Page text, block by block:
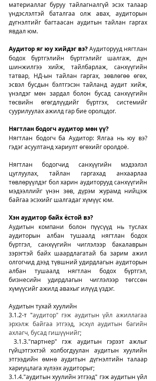
материаллаг буруу тайлагналгүй эсэх талаар
үндэслэлтэй баталгаа олж авах, аудиторын
дүгнэлтийг багтаасан аудитын тайлан гаргах
явдал юм.
Аудитор яг юу хийдэг вэ? Аудиторууд нягтлан
бодох бүртгэлийн бүртгэлийг шалгаж, дүн
шинжилгээ хийж, тайлбарлаж, санхүүгийн
татвар, НД-ын тайлан гаргах, зөвлөгөө өгөх,
эсвэл бусдын бэлтгэсэн тайланд аудит хийж,
үнэлдэг мөн зардал болон бусад санхүүгийн
төсвийн өгөгдлүүдийг бүртгэх, системийг
суурилуулах ажилд гар бие оролцдог.
Нягтлан бодогч аудитор мөн үү?
Нягтлан бодогч ба Аудитор: Ялгаа нь юу вэ?
гэдэг асуултанд хариулт өгөхийг оролдоё.
Нягтлан бодогчид санхүүгийн мэдээлэл
цуглуулах, тайлан гаргахад анхаарлаа
төвлөрүүлдэг бол харин аудиторууд санхүүгийн
мэдээллийг үнэн зөв, дүрэм журамд нийцэж
байгаа эсэхийг шалгадаг хүмүүс юм.
Хэн аудитор байх ёстой вэ?
Аудитын компани болон пүүсүүд нь туслах
аудиторын албан тушаалд нягтлан бодох
бүртгэл, санхүүгийн чиглэлээр бакалаврын
зэрэгтэй байх шаардлагатай ба зарим ажил
олгогчид дээд түвшний удирдлагын аудиторын
албан тушаалд нягтлан бодох бүртгэл,
бизнесийн удирдлагын чиглэлээр төгссөн
хүмүүсийг ажилд авахыг илүүд үздэг.
Аудитын тухай хуулийн
3.1.2-т "аудитор" гэж аудитын үйл ажиллагаа
эрхэлж байгаа этгээд, эсхүл аудитын багийн
ахлагч, бусад гишүүнийг;
3.1.3."партнер" гэж аудитын гэрээт ажлыг
гүйцэтгэхтэй холбогдуулан аудитын хуулийн
этгээдийн өмнө аудитын дүгнэлтийн талаар
хариуцлага хүлээх аудиторыг;
3.1.4."аудитын хуулийн этгээд" гэж аудитын үйл